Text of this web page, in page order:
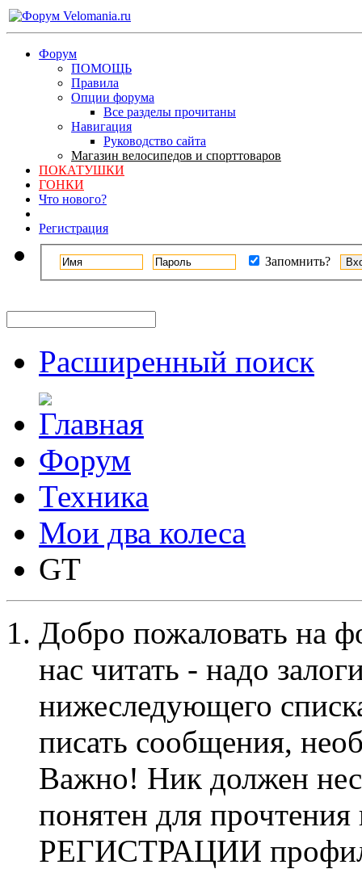
Форум
ПОМОЩЬ
Правила
Опции форума
Все разделы прочитаны
Навигация
Руководство сайта
Магазин велосипедов и спорттоваров
ПОКАТУШКИ
ГОНКИ
Что нового?
Регистрация
Запомнить?
Расширенный поиск
Форум
Техника
Мои два колеса
GT
Добро пожаловать на
нас читать - надо
нижеследующего
писать сообщения,
Важно! Ник должен
понятен для
РЕГИСТРАЦИИ профиль